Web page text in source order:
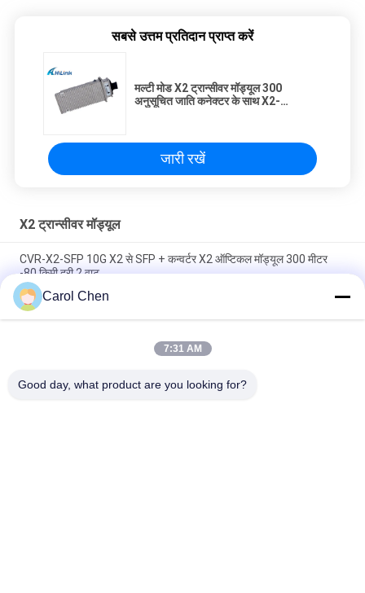
सबसे उत्तम प्रतिदान प्राप्त करें
मल्टी मोड X2 ट्रान्सीवर मॉड्यूल 300
अनुसूचित जाति कनेक्टर के साथ X2-
जारी रखें
X2 ट्रान्सीवर मॉड्यूल
CVR-X2-SFP 10G X2 से SFP + कन्वर्टर X2 ऑप्टिकल मॉड्यूल 300 मीटर
-80 किमी दूरी 2 वाट
1310nm तरंगदैर्ध्य फाइबर ऑप्टिक ट्रान्सीवर 10g मल्टी मोड X2 ट्रांसीवर Lrm
डुप्लेक्स SC कनेक्टर
ऑप्टिकल X2 ट्रांसीवर मॉड्यूल 10Gbse ZR 1550nm 80 किमी दूरी 3 साल की
Carol Chen
7:31 AM
Good day, what product are you looking for?